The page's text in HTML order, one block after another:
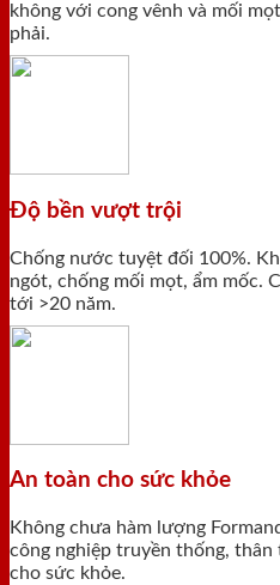
không với cong vênh và mối
phải.
Độ bền vượt trội
Chống nước tuyệt đối 100%.
ngót, chống mối mọt, ẩm mốc.
tới >20 năm.
An toàn cho sức khỏe
Không chưa hàm lượng
công nghiệp truyền thống,
cho sức khỏe.